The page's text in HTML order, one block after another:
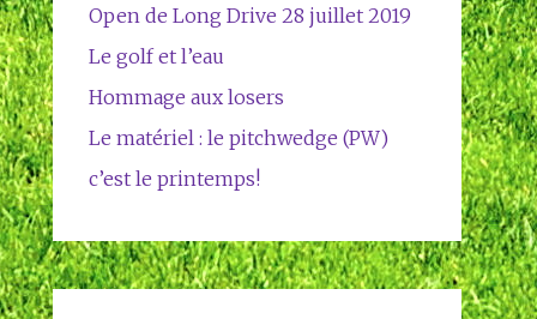
Open de Long Drive 28 juillet 2019
Le golf et l’eau
Hommage aux losers
Le matériel : le pitchwedge (PW)
c’est le printemps!